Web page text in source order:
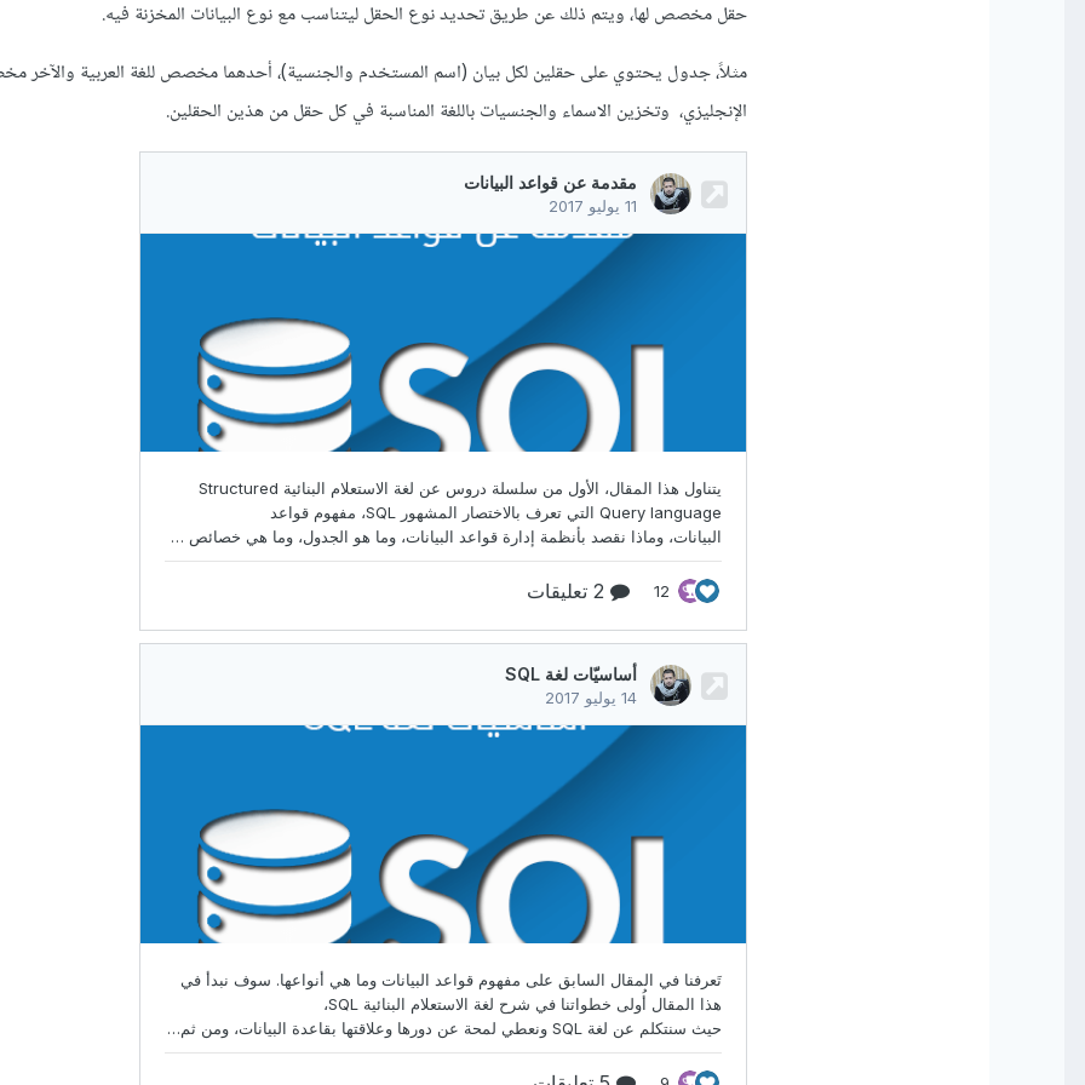
حقل مخصص لها، ويتم ذلك عن طريق تحديد نوع الحقل ليتناسب مع نوع البيانات المخزنة فيه.
مثلاً، جدول يحتوي على حقلين لكل بيان (اسم المستخدم والجنسية)، أحدهما مخصص للغة العربية والآخر
الإنجليزي، وتخزين الاسماء والجنسيات باللغة المناسبة في كل حقل من هذين الحقلين.